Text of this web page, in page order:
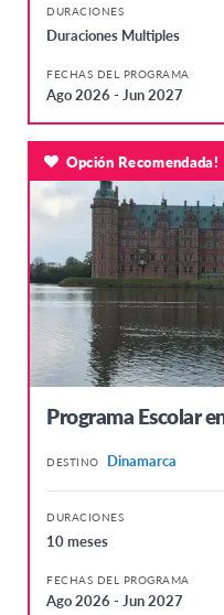
DURACIONES
Duraciones Multiples
FECHAS DEL PROGRAMA
Ago 2026 - Jun 2027
Programa Escolar
DESTINO Dinamarca
DURACIONES
10 meses
FECHAS DEL PROGRAMA
Ago 2026 - Jun 2027
Opción Recomendada!